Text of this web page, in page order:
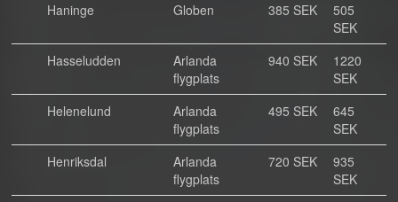
Haninge
Globen 385 SEK
505
SEK
Hasseludden
Arlanda
flygplats
940 SEK
1220
SEK
Helenelund
Arlanda
flygplats
495 SEK
645
SEK
Henriksdal
Arlanda
flygplats
720 SEK
935
SEK